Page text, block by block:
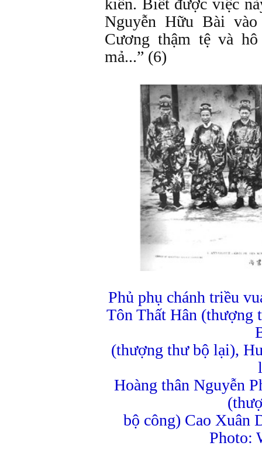
kiến. Biết được việc
Nguyễn Hữu Bài
Cương thậm tệ và
mả...” (6)
Phủ phụ chánh triều
Tôn Thất Hân (thượng
(thượng thư bộ lại),
Hoàng thân Nguyễn
bộ công) Cao Xuân
Photo: